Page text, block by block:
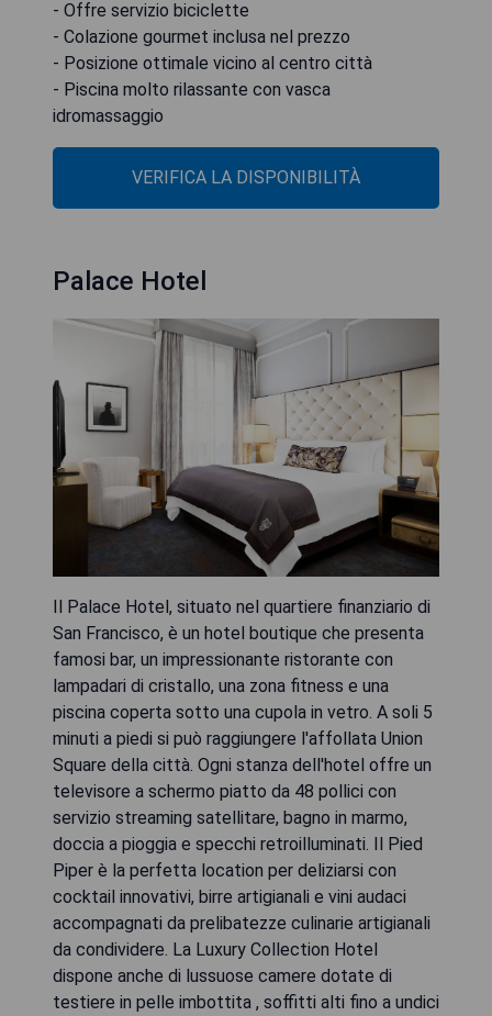
- Offre servizio biciclette
- Colazione gourmet inclusa nel prezzo
- Posizione ottimale vicino al centro città
- Piscina molto rilassante con vasca
idromassaggio
VERIFICA LA DISPONIBILITÀ
Palace Hotel
Il Palace Hotel, situato nel quartiere finanziario di
San Francisco, è un hotel boutique che presenta
famosi bar, un impressionante ristorante con
lampadari di cristallo, una zona fitness e una
piscina coperta sotto una cupola in vetro. A soli 5
minuti a piedi si può raggiungere l'affollata Union
Square della città. Ogni stanza dell'hotel offre un
televisore a schermo piatto da 48 pollici con
servizio streaming satellitare, bagno in marmo,
doccia a pioggia e specchi retroilluminati. Il Pied
Piper è la perfetta location per deliziarsi con
cocktail innovativi, birre artigianali e vini audaci
accompagnati da prelibatezze culinarie artigianali
da condividere. La Luxury Collection Hotel
dispone anche di lussuose camere dotate di
testiere in pelle imbottita , soffitti alti fino a undici